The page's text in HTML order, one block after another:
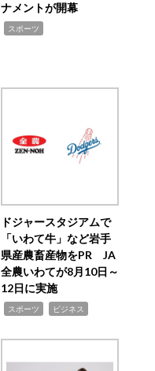
ナメントが開幕
スポーツ
ドジャースタジアムで
「いわて牛」など岩手
県産農畜産物をPR JA
全農いわてが8月10日～
12日に実施
スポーツ ビジネス